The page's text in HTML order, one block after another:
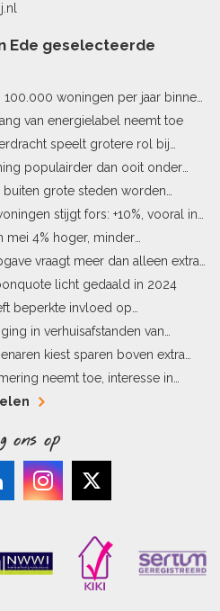
Ede geselecteerde
woningen per jaar binnen
van energielabel neemt toe
speelt grotere rol bij
populairder dan ooit onder
buiten grote steden worden
stijgt fors: +10%, vooral in
mei 4% hoger, minder
vraagt meer dan alleen extra
licht gedaald in 2024
beperkte invloed op
in verhuisafstanden van
kiest sparen boven extra
neemt toe, interesse in
ons op